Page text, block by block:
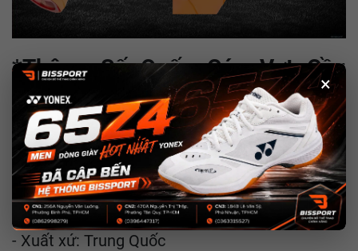
×
*Thông Số Quấn Cán Vợt Cầu
Lông Tennis Nội Địa YY - CLUB:
- Chất liệu: Polyurethane
- Màu sắc: Đen, trắng, xám, xanh dương, xanh
biển, xanh lá, đỏ, tím, hồng
- Xuất xứ: Trung Quốc